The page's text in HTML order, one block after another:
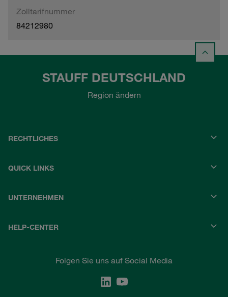
Zolltarifnummer
84212980
STAUFF DEUTSCHLAND
Region ändern
RECHTLICHES
QUICK LINKS
UNTERNEHMEN
HELP-CENTER
Folgen Sie uns auf Social Media